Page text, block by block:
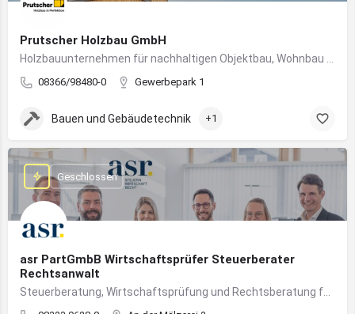
Prutscher Holzbau GmbH
08366/98480-0 Gewerbepark 1
Bauen und Gebäudetechnik +1
asr PartGmbB Wirtschaftsprüfer Steuerberater
Rechtsanwalt
Geschlossen